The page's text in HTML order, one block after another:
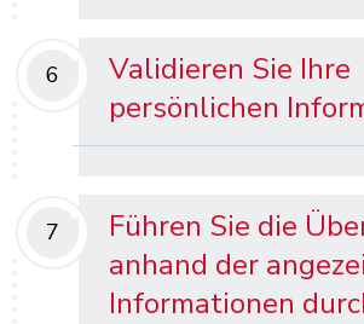
6
Validieren Sie Ihre
persönlichen
7
Führen Sie die
anhand der
Informationen